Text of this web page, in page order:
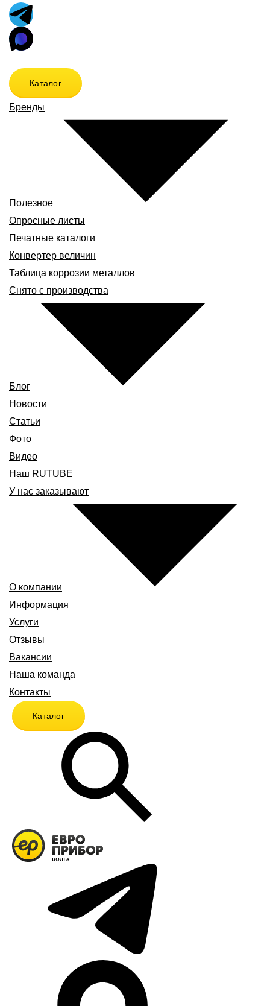
Каталог
Бренды
Полезное
Опросные листы
Печатные каталоги
Конвертер величин
Таблица коррозии металлов
Снято с производства
Блог
Новости
Статьи
Фото
Видео
Наш RUTUBE
У нас заказывают
О компании
Информация
Услуги
Отзывы
Вакансии
Наша команда
Контакты
Каталог